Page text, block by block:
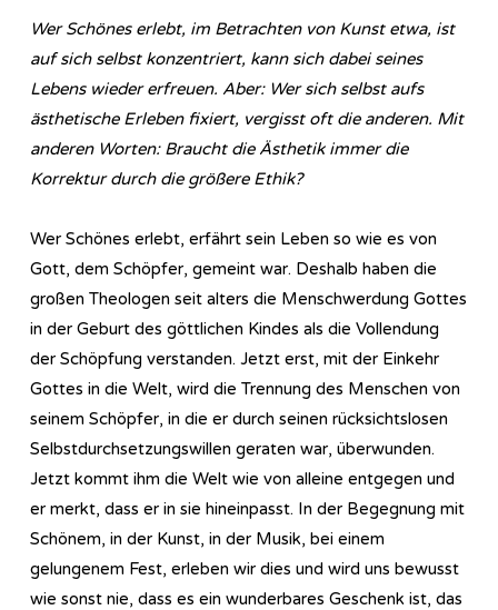
Wer Schönes erlebt, im Betrachten von Kunst etwa, ist
auf sich selbst konzentriert, kann sich dabei seines
Lebens wieder erfreuen. Aber: Wer sich selbst aufs
ästhetische Erleben fixiert, vergisst oft die anderen. Mit
anderen Worten: Braucht die Ästhetik immer die
Korrektur durch die größere Ethik?
Wer Schönes erlebt, erfährt sein Leben so wie es von
Gott, dem Schöpfer, gemeint war. Deshalb haben die
großen Theologen seit alters die Menschwerdung Gottes
in der Geburt des göttlichen Kindes als die Vollendung
der Schöpfung verstanden. Jetzt erst, mit der Einkehr
Gottes in die Welt, wird die Trennung des Menschen von
seinem Schöpfer, in die er durch seinen rücksichtslosen
Selbstdurchsetzungswillen geraten war, überwunden.
Jetzt kommt ihm die Welt wie von alleine entgegen und
er merkt, dass er in sie hineinpasst. In der Begegnung mit
Schönem, in der Kunst, in der Musik, bei einem
gelungenem Fest, erleben wir dies und wird uns bewusst
wie sonst nie, dass es ein wunderbares Geschenk ist, das